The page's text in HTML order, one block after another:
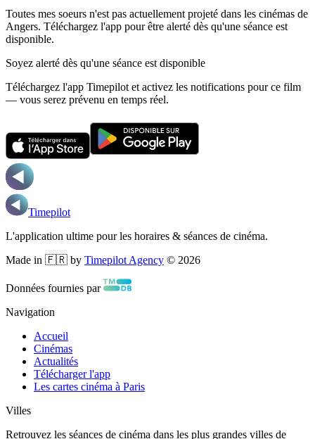
Toutes mes soeurs n'est pas actuellement projeté dans les cinémas de
Angers. Téléchargez l'app pour être alerté dès qu'une séance est
disponible.
Soyez alerté dès qu'une séance est disponible
Téléchargez l'app Timepilot et activez les notifications pour ce film
— vous serez prévenu en temps réel.
Timepilot
L'application ultime pour les horaires & séances de cinéma.
Made in 🇫🇷 by Timepilot Agency © 2026
Données fournies par
Navigation
Accueil
Cinémas
Actualités
Télécharger l'app
Les cartes cinéma à Paris
Villes
Retrouvez les séances de cinéma dans les plus grandes villes de